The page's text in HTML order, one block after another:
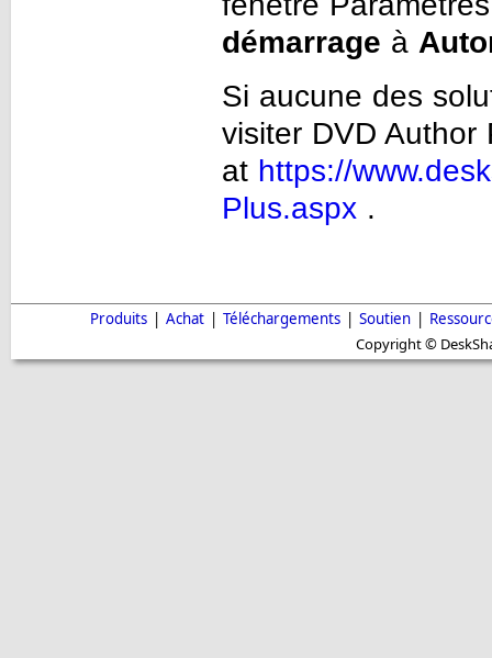
démarrage à
Si aucune des
visiter DVD Author
at https://
Plus.aspx .
Produits | Achat | Téléchargements | Soutien |
Copyright ©